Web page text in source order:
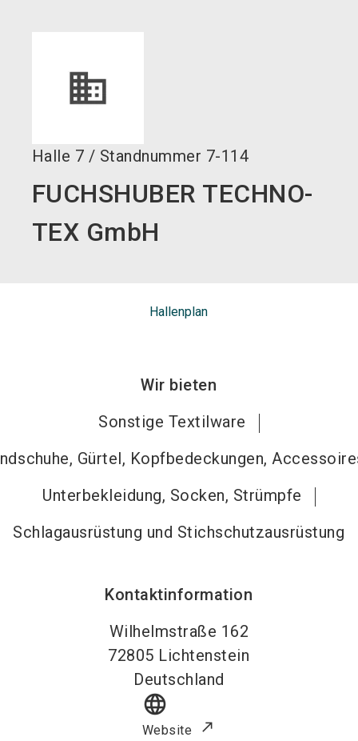
Halle 7 / Standnummer 7-114
FUCHSHUBER TECHNO-
TEX GmbH
Hallenplan
Wir bieten
Sonstige Textilware
Gürtel, Kopfbedeckungen,
Unterbekleidung, Socken, Strümpfe
Schlagausrüstung und Stichschutzausrüstung
Kontaktinformation
Wilhelmstraße 162
72805 Lichtenstein
Deutschland
language
Website